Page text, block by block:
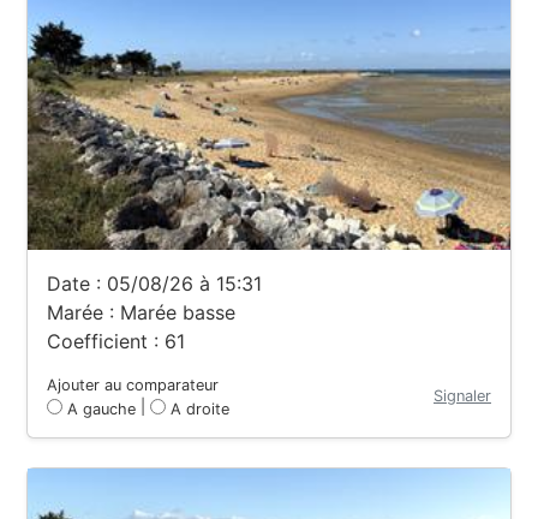
Date : 05/08/26 à 15:31
Marée : Marée basse
Coefficient : 61
Ajouter au comparateur
A gauche
A droite
Signaler